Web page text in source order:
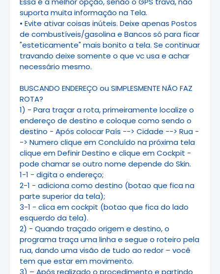
suporta muita informação na Tela.
• Evite ativar coisas inúteis. Deixe apenas Postos
de combustíveis/gasolina e Bancos só para ficar
"esteticamente" mais bonito a tela. Se continuar
travando deixe somente o que vc usa e achar
necessário mesmo.
BUSCANDO ENDEREÇO ou SIMPLESMENTE NÃO FAZ
ROTA?
1) - Para traçar a rota, primeiramente localize o
endereço de destino e coloque como sendo o
destino - Após colocar País --> Cidade --> Rua -
-> Numero clique em Concluído na próxima tela
clique em Definir Destino e clique em Cockpit -
pode chamar se outro nome depende do Skin.
1-1 - digita o endereço;
2-1 - adiciona como destino (botao que fica na
parte superior da tela);
3-1 - clica em cockpit (botao que fica do lado
esquerdo da tela).
2) - Quando traçado origem e destino, o
programa traça uma linha e segue o roteiro pela
rua, dando uma visão de tudo ao redor – você
tem que estar em movimento.
3) – Após realizado o procedimento e partindo